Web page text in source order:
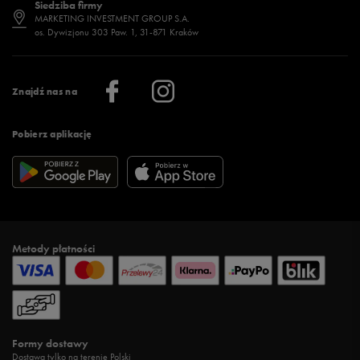
Znajdź nas na
Pobierz aplikację
Regulamin sklepu 50 style
Regulamin aplikacji 50 style
Więcej regulaminów >
Jak wybrać buty na zimę?
Więcej >
Stylizacje damskie
Sklepy stacjonarne
Klub 50 style
Praca
Informacje o firmie
Siedziba firmy
MARKETING INVESTMENT GROUP S.A.
os. Dywizjonu 303 Paw. 1, 31-871 Kraków
Metody płatności
Formy dostawy
Dostawa tylko na terenie Polski